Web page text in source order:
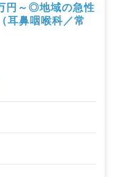
円～◎地域の急性
耳鼻咽喉科／常